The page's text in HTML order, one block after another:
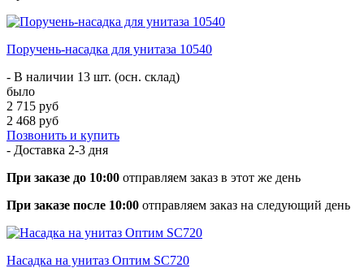
Поручень-насадка для унитаза 10540
- В наличии 13 шт. (осн. склад)
было
2 715 руб
2 468 руб
Позвонить и купить
- Доставка 2-3 дня
При заказе до 10:00 отправляем заказ в этот же день
При заказе после 10:00 отправляем заказ на следующий день
Насадка на унитаз Оптим SC720